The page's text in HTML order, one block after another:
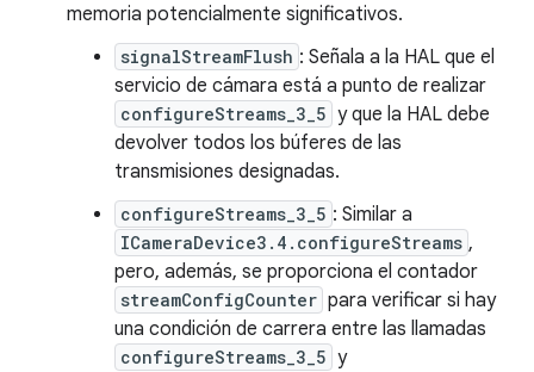
memoria potencialmente significativos.
signalStreamFlush : Señala a la HAL que el
servicio de cámara está a punto de realizar
configureStreams_3_5 y que la HAL debe
devolver todos los búferes de las
transmisiones designadas.
configureStreams_3_5 : Similar a
ICameraDevice3.4.configureStreams ,
pero, además, se proporciona el contador
streamConfigCounter para verificar si hay
una condición de carrera entre las llamadas
configureStreams_3_5 y